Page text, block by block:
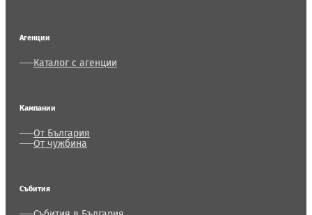
Агенции
Каталог с агенции
Кампании
От България
От чужбина
Събития